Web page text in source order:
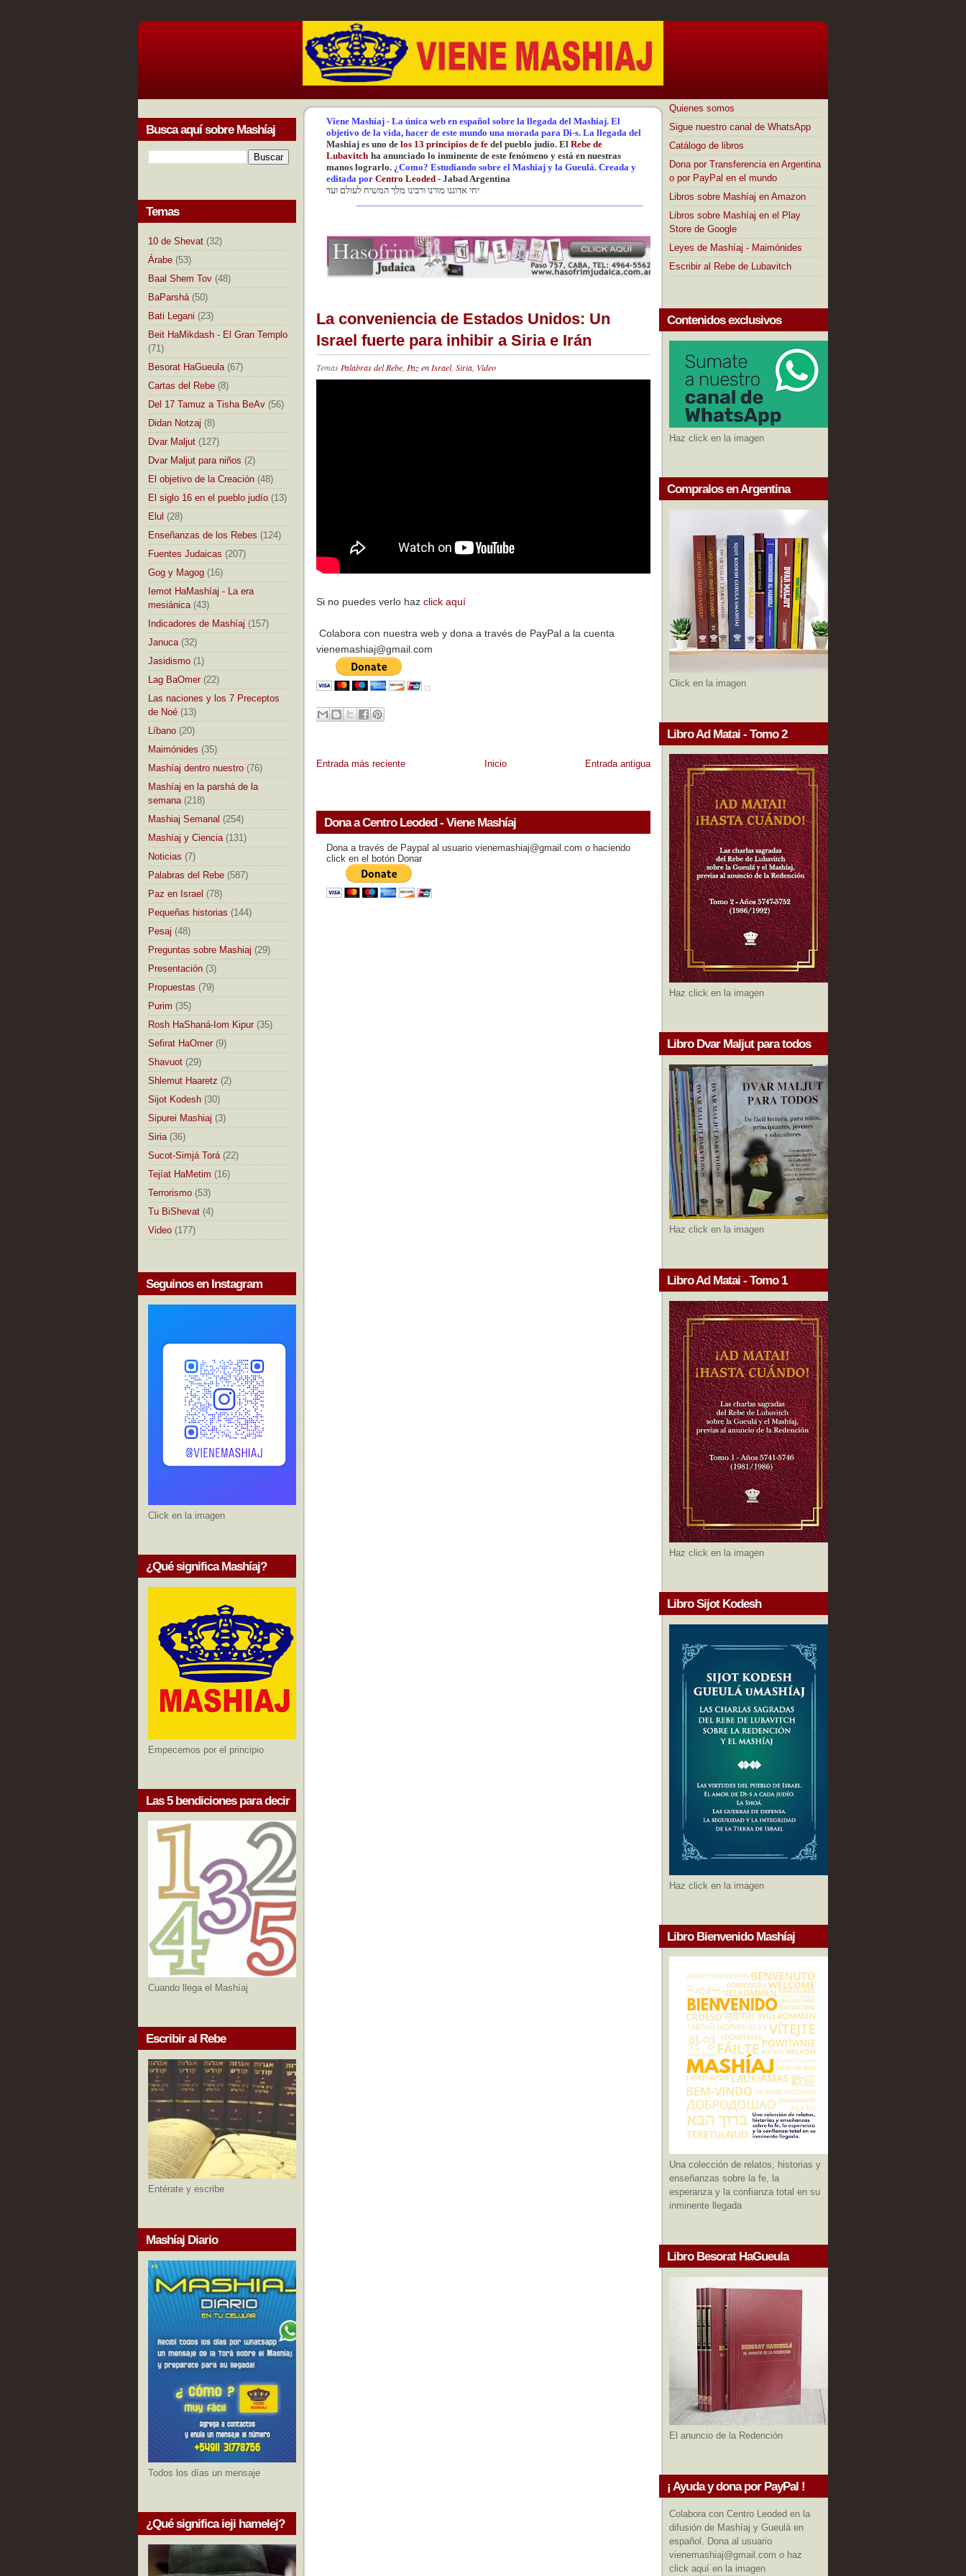
Busca aquí sobre Mashíaj
Temas
10 de Shevat (32)
Árabe (53)
Baal Shem Tov (48)
BaParshá (50)
Bati Legani (23)
Beit HaMikdash - El Gran Templo
(71)
Besorat HaGueula (67)
Cartas del Rebe (8)
Del 17 Tamuz a Tisha BeAv (56)
Didan Notzaj (8)
Dvar Maljut (127)
Dvar Maljut para niños (2)
El objetivo de la Creación (48)
El siglo 16 en el pueblo judío (13)
Elul (28)
Enseñanzas de los Rebes (124)
Fuentes Judaicas (207)
Gog y Magog (16)
Iemot HaMashíaj - La era
mesiánica (43)
Indicadores de Mashíaj (157)
Januca (32)
Jasidismo (1)
Lag BaOmer (22)
Las naciones y los 7 Preceptos
de Noé (13)
Líbano (20)
Maimónides (35)
Mashíaj dentro nuestro (76)
Mashíaj en la parshá de la
semana (218)
Mashiaj Semanal (254)
Mashíaj y Ciencia (131)
Noticias (7)
Palabras del Rebe (587)
Paz en Israel (78)
Pequeñas historias (144)
Pesaj (48)
Preguntas sobre Mashiaj (29)
Presentación (3)
Propuestas (79)
Purim (35)
Rosh HaShaná-Iom Kipur (35)
Sefirat HaOmer (9)
Shavuot (29)
Shlemut Haaretz (2)
Sijot Kodesh (30)
Sipurei Mashiaj (3)
Siria (36)
Sucot-Simjá Torá (22)
Tejíat HaMetim (16)
Terrorismo (53)
Tu BiShevat (4)
Video (177)
Seguinos en Instagram
Click en la imagen
¿Qué significa Mashíaj?
Empecemos por el principio
Las 5 bendiciones para decir
Cuando llega el Mashíaj
Escribir al Rebe
Entérate y escribe
Mashíaj Diario
Todos los días un mensaje
¿Qué significa ieji hamelej?
Viene Mashíaj - La única web en español sobre la llegada del Mashiaj. El
objetivo de la vida, hacer de este mundo una morada para Di-s. La llegada del
Mashiaj es uno de los 13 principios de fe del pueblo judío. El Rebe de
Lubavitch ha anunciado lo inminente de este fenómeno y está en nuestras
manos lograrlo. ¿Como? Estudiando sobre el Mashiaj y la Gueulá. Creada y
editada por Centro Leoded - Jabad Argentina
יחי אדוננו מורנו ורבינו מלך המשיח לעולם ועד
La conveniencia de Estados Unidos: Un
Israel fuerte para inhibir a Siria e Irán
Temas Palabras del Rebe Paz en Israel, Siria Video
Si no puedes verlo haz click aquí
Colabora con nuestra web y dona a través de PayPal a la cuenta
vienemashiaj@gmail.com
Entrada más reciente Entrada antigua
Inicio
Dona a Centro Leoded - Viene Mashíaj
Dona a través de Paypal al usuario vienemashiaj@gmail.com o haciendo
click en el botón Donar
Quienes somos
Sigue nuestro canal de WhatsApp
Catálogo de libros
Dona por Transferencia en Argentina
o por PayPal en el mundo
Libros sobre Mashíaj en Amazon
Libros sobre Mashíaj en el Play
Store de Google
Leyes de Mashíaj - Maimónides
Escribir al Rebe de Lubavitch
Contenidos exclusivos
Haz click en la imagen
Compralos en Argentina
Click en la imagen
Libro Ad Matai - Tomo 2
Haz click en la imagen
Libro Dvar Maljut para todos
Haz click en la imagen
Libro Ad Matai - Tomo 1
Haz click en la imagen
Libro Sijot Kodesh
Haz click en la imagen
Libro Bienvenido Mashíaj
Una colección de relatos, historias y
enseñanzas sobre la fe, la
esperanza y la confianza total en su
inminente llegada
Libro Besorat HaGueula
El anuncio de la Redención
¡ Ayuda y dona por PayPal !
Colabora con Centro Leoded en la
difusión de Mashíaj y Gueulá en
español. Dona al usuario
vienemashiaj@gmail.com o haz
click aquí en la imagen